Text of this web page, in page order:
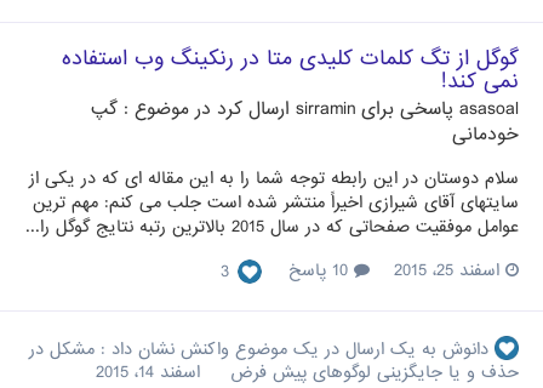
گوگل از تگ کلمات کلیدی متا در رنکینگ وب استفاده
نمی کند!
asasoal پاسخی برای sirramin ارسال کرد در موضوع : گپ
خودمانی
سلام دوستان در این رابطه توجه شما را به این مقاله ای که در یکی از
سایتهای آقای شیرازی اخیراً منتشر شده است جلب می کنم: مهم ترین
عوامل موفقیت صفحاتی که در سال 2015 بالاترین رتبه نتایج گوگل را...
اسفند 25، 2015
3
دانوش به یک ارسال در یک موضوع واکنش نشان داد : مشکل در
حذف و یا جایگزینی لوگوهای پیش فرض
اسفند 14، 2015